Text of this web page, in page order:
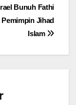
Bunuh Fathi
Pemimpin Jihad
Islam